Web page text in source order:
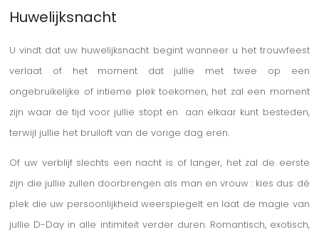
Huwelijksnacht
U vindt dat uw huwelijksnacht begint wanneer u het trouwfeest
verlaat of het moment dat jullie met twee op een
ongebruikelijke of intieme plek toekomen, het zal een moment
zijn waar de tijd voor jullie stopt en aan elkaar kunt besteden,
terwijl jullie het bruiloft van de vorige dag eren.
Of uw verblijf slechts een nacht is of langer, het zal de eerste
zijn die jullie zullen doorbrengen als man en vrouw : kies dus dé
plek die uw persoonlijkheid weerspiegelt en laat de magie van
jullie D-Day in alle intimiteit verder duren. Romantisch, exotisch,